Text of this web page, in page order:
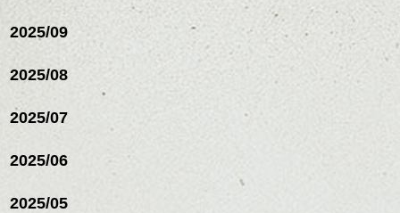
2025/09
2025/08
2025/07
2025/06
2025/05